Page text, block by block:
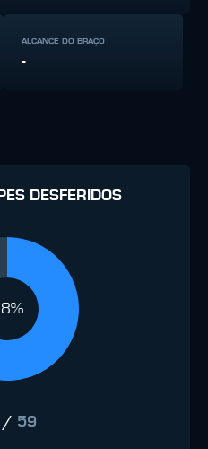
ALCANCE DO BRAÇO
-
DESFERIDOS
59